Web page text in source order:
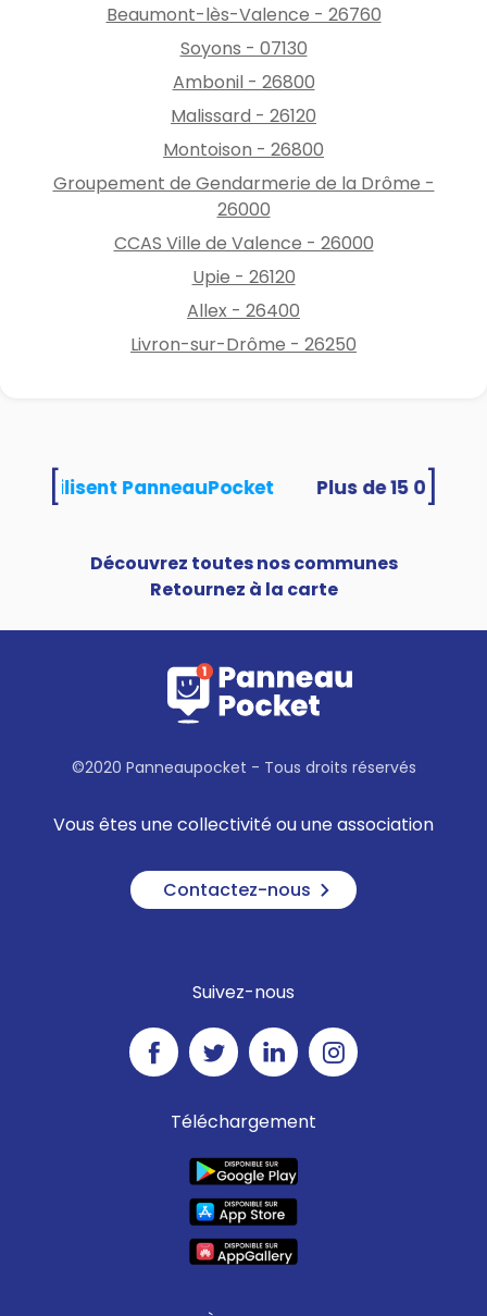
Beaumont-lès-Valence - 26760
Soyons - 07130
Ambonil - 26800
Malissard - 26120
Montoison - 26800
Groupement de Gendarmerie de la Drôme -
26000
CCAS Ville de Valence - 26000
Upie - 26120
Allex - 26400
Livron-sur-Drôme - 26250
utilisent PanneauPocket
Découvrez toutes nos communes
Retournez à la carte
©2020 Panneaupocket - Tous droits réservés
Vous êtes une collectivité ou une association
Contactez-nous
Suivez-nous
Téléchargement